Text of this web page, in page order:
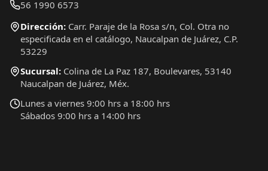
56 1990 6573
Dirección: Carr. Paraje de la Rosa s/n, Col. Otra no
especificada en el catálogo, Naucalpan de Juárez, C.P.
53229
Sucursal: Colina de La Paz 187, Boulevares, 53140
Naucalpan de Juárez, Méx.
Lunes a viernes 9:00 hrs a 18:00 hrs
Sábados 9:00 hrs a 14:00 hrs